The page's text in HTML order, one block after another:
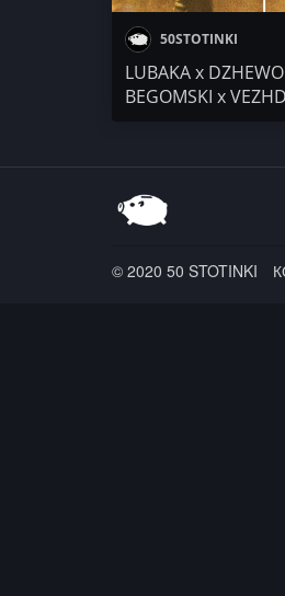
50STOTINKI
LUBAKA x
BEGOMSKI x
© 2020 50 STOTINKI